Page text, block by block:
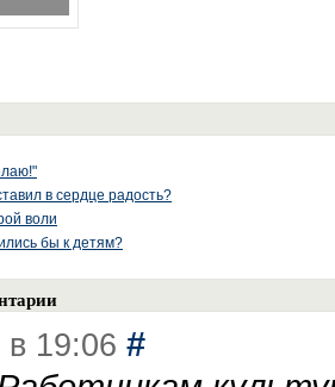
в сердце радость?
воли
бы к детям?
19:06 #